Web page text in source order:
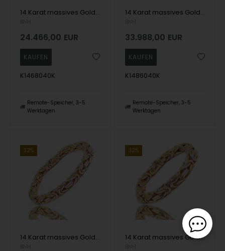
14 Karat massives Gold King Armbänder und Halsketten von Danske BNH
24.466,00 EUR
K1468040K
Remote-Speicher, 3-5
Werktagen
14 Karat massives Gold King Armbänder und Halsketten von Danske BNH
33.988,00 EUR
K1486040K
Remote-Speicher, 3-5
Werktagen
32%
14 Karat massives Gold King Armbänder und Halsketten von Danske BNH
32%
14 Karat massives Gold King Armbänder und Halsketten von Danske BNH